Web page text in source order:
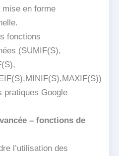
en forme
fonctions
(SUMIF(S),
pratiques Google
– fonctions de
l’utilisation des